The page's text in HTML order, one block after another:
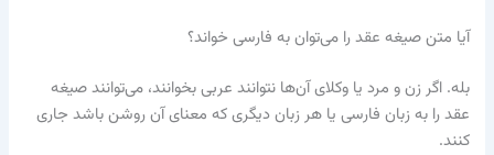
آیا متن صیغه عقد را می‌توان به فارسی خواند؟
بله. اگر زن و مرد یا وکلای آن‌ها نتوانند عربی بخوانند، می‌توانند صیغه
عقد را به زبان فارسی یا هر زبان دیگری که معنای آن روشن باشد جاری
کنند.